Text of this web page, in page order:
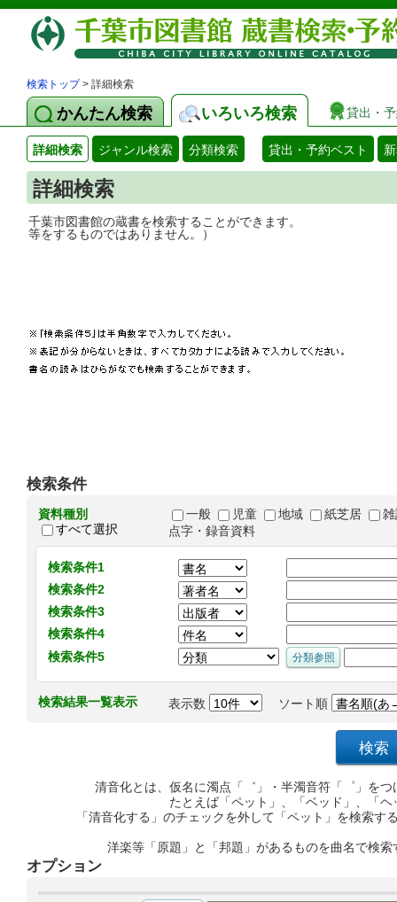
検索トップ> 詳細検索
かんたん検索 いろいろ検索 貸出・
詳細検索 ジャンル検索 分類検索 貸出・予約ベスト
詳細検索
千葉市図書館の蔵書を検索することがで
等をするものではありません。）
検索条件
資料種別
すべて選択
一般 児童 地域 紙芝居
点字・録音資料
検索条件1
検索条件2
検索条件3
検索条件4
検索条件5
検索結果一覧表示 表示数 ソート順
清音化とは、仮名に濁点「゛」・半濁音符「゜」を
たとえば「ペット」、「ベッド」、「
「清音化する」のチェックを外して「ペット」を検索
洋楽等「原題」と「邦題」があるものを曲名で検
オプション